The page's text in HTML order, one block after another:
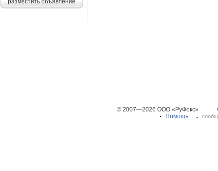
разместить объявление
© 2007—2026 ООО «РуФокс»
Помощь